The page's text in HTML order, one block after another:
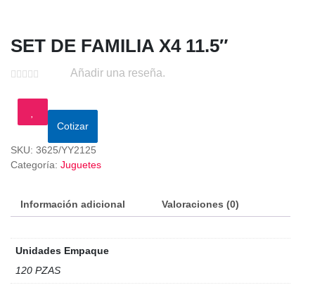
SET DE FAMILIA X4 11.5″
Añadir una reseña.
Cotizar
SKU: 3625/YY2125
Categoría: Juguetes
Información adicional Valoraciones (0)
Unidades Empaque
120 PZAS